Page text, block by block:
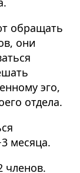
обращать
они
эго,
отдела.
месяца.
членов.